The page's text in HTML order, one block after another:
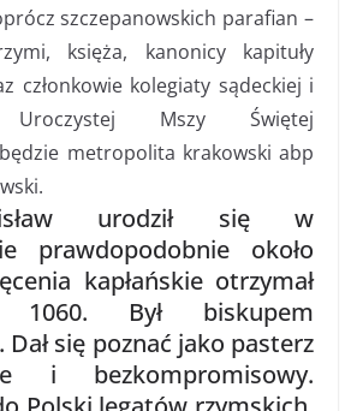
szczepanowskich parafian –
księża, kanonicy kapituły
członkowie kolegiaty sądeckiej i
Uroczystej Mszy Świętej
metropolita krakowski abp
urodził się w
prawdopodobnie około
kapłańskie otrzymał
Był biskupem
się poznać jako pasterz
i bezkompromisowy.